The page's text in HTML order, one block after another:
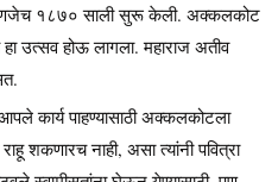
१८७० साली सुरू केली. अक्कलकोट
हा उत्सव होऊ लागला. महाराज अतीव
आपले कार्य पाहण्यासाठी अक्कलकोटला
शकणारच नाही, असा त्यांनी पवित्रा